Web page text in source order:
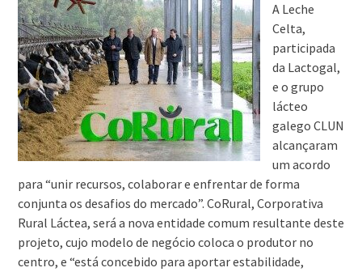
A Leche
Celta,
participada
da Lactogal,
e o grupo
lácteo
galego CLUN
alcançaram
um acordo
para “unir recursos, colaborar e enfrentar de forma
conjunta os desafios do mercado”. CoRural, Corporativa
Rural Láctea, será a nova entidade comum resultante deste
projeto, cujo modelo de negócio coloca o produtor no
centro, e “está concebido para aportar estabilidade,